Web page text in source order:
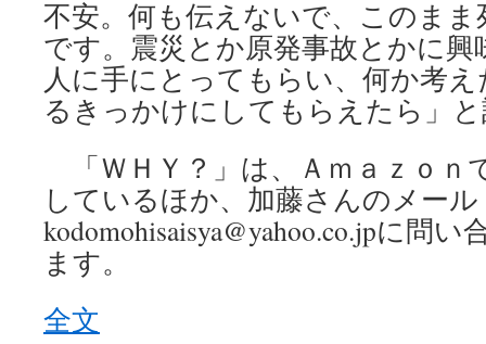
不安。何も伝えないで、このま
です。震災とか原発事故とかに
人に手にとってもらい、何か考
るきっかけにしてもらえたら」
「ＷＨＹ？」は、Ａｍａｚｏｎ
しているほか、加藤さんのメール
kodomohisaisya@yahoo.co.jpに問
ます。
全文